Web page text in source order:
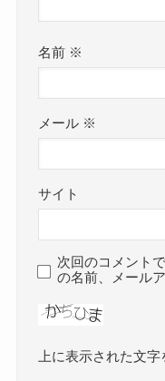
名前 ※
メール ※
サイト
次回のコメント
の名前、メール
上に表示された文